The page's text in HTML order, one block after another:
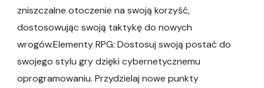
zniszczalne otoczenie na swoją korzyść,
dostosowując swoją taktykę do nowych
wrogów.Elementy RPG: Dostosuj swoją postać do
swojego stylu gry dzięki cybernetycznemu
oprogramowaniu. Przydzielaj nowe punkty